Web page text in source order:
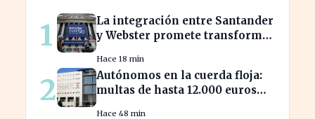
1
La integración entre Santander
y Webster promete transformar
Hace 18 min
2
Autónomos en la cuerda floja:
multas de hasta 12.000 euros
Hace 48 min